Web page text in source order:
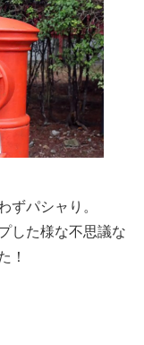
パシャり。
した様な不思議な
！